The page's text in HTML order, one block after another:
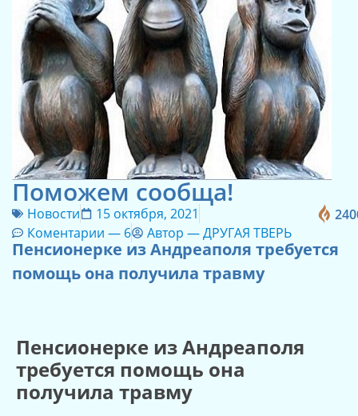
Поможем сообща!
Новости
15 октября, 2021
Коментарии — 6 Автор —ДРУГАЯ ТВЕРЬ
Пенсионерке из Андреаполя требуется
помощь она получила травму
Пенсионерке из Андреаполя
требуется помощь она
получила травму